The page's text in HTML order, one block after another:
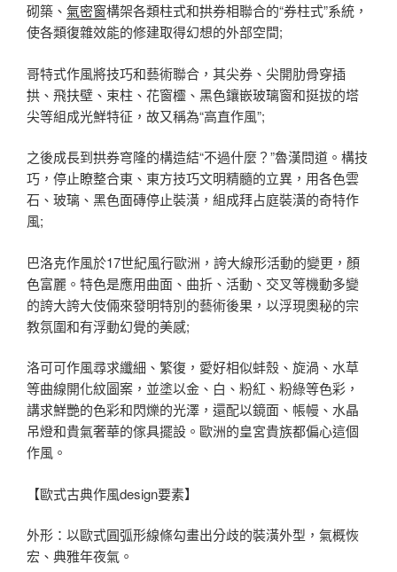
砌築、 氣密窗構架各類柱式和拱券相聯合的“券柱式”系統，
使各類復雜效能的修建取得幻想的外部空間;
哥特式作風將技巧和藝術聯合，其尖券、尖開肋骨穿插
拱、飛扶壁、束柱、花窗欞、黑色鑲嵌玻璃窗和挺拔的塔
尖等組成光鮮特征，故又稱為“高直作風”;
之後成長到拱券穹隆的構造結“不過什麼？”魯漢問道。構技
巧，停止瞭整合東、東方技巧文明精髓的立異，用各色雲
石、玻璃、黑色面磚停止裝潢，組成拜占庭裝潢的奇特作
風;
巴洛克作風於17世紀風行歐洲，誇大線形活動的變更，顏
色富麗。特色是應用曲面、曲折、活動、交叉等機動多變
的誇大誇大伎倆來發明特別的藝術後果，以浮現奧秘的宗
教氛圍和有浮動幻覺的美感;
洛可可作風尋求纖細、繁復，愛好相似蚌殼、旋渦、水草
等曲線開化紋圖案，並塗以金、白、粉紅、粉綠等色彩，
講求鮮艷的色彩和閃爍的光澤，還配以鏡面、帳幔、水晶
吊燈和貴氣奢華的傢具擺設。歐洲的皇宮貴族都偏心這個
作風。
【歐式古典作風design要素】
外形：以歐式圓弧形線條勾畫出分歧的裝潢外型，氣概恢
宏、典雅年夜氣。